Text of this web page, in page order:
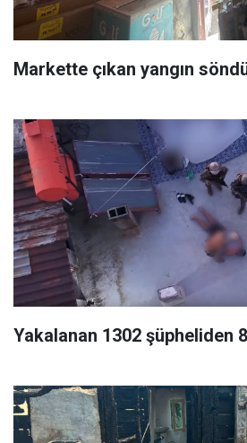
Markette çıkan yangın
Yakalanan 1302 şüpheliden